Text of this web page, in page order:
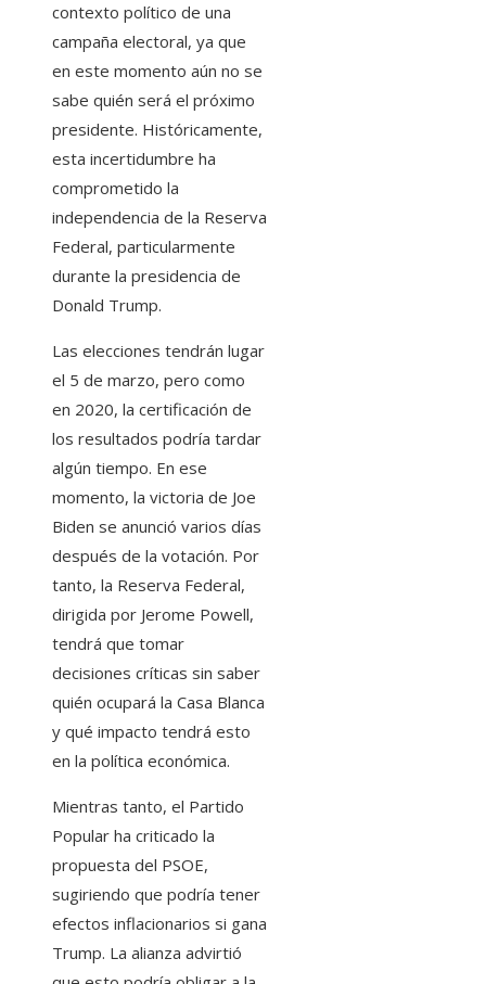
contexto político de una
campaña electoral, ya que
en este momento aún no se
sabe quién será el próximo
presidente. Históricamente,
esta incertidumbre ha
comprometido la
independencia de la Reserva
Federal, particularmente
durante la presidencia de
Donald Trump.
Las elecciones tendrán lugar
el 5 de marzo, pero como
en 2020, la certificación de
los resultados podría tardar
algún tiempo. En ese
momento, la victoria de Joe
Biden se anunció varios días
después de la votación. Por
tanto, la Reserva Federal,
dirigida por Jerome Powell,
tendrá que tomar
decisiones críticas sin saber
quién ocupará la Casa Blanca
y qué impacto tendrá esto
en la política económica.
Mientras tanto, el Partido
Popular ha criticado la
propuesta del PSOE,
sugiriendo que podría tener
efectos inflacionarios si gana
Trump. La alianza advirtió